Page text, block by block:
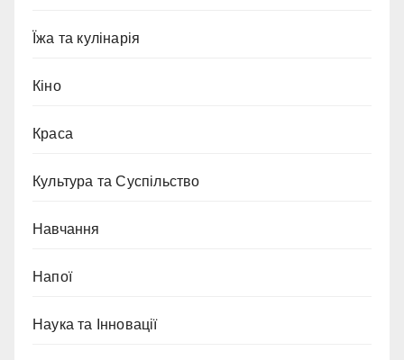
Їжа та кулінарія
Кіно
Краса
Культура та Суспільство
Навчання
Напої
Наука та Інновації